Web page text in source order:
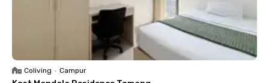
Coliving • Campur